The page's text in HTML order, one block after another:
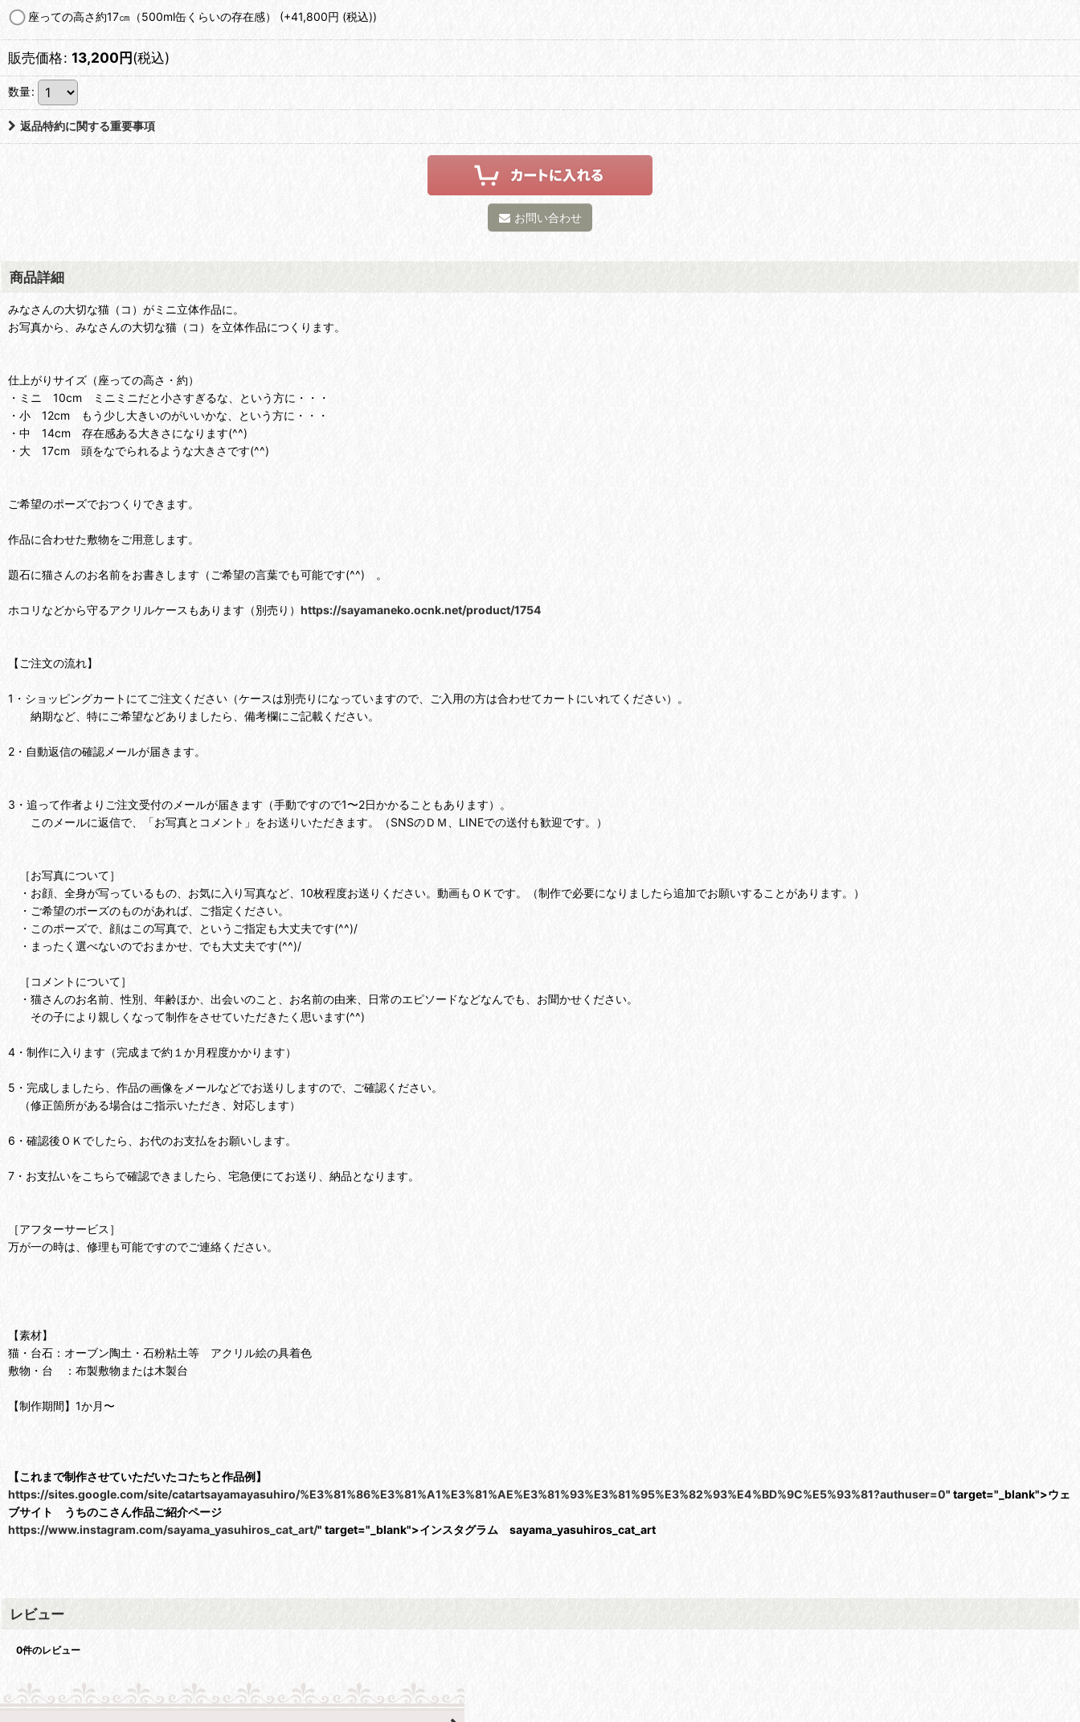
座っての高さ約17㎝（500ml缶くらいの存在感） (+41,800円 (税込))
販売価格: 13,200円(税込)
数量:
返品特約に関する重要事項
お問い合わせ
商品詳細
みなさんの大切な猫（コ）がミニ立体作品に。
お写真から、みなさんの大切な猫（コ）を立体作品につくります。
仕上がりサイズ（座っての高さ・約）
・ミニ 10cm ミニミニだと小さすぎるな、という方に・・・
・小 12cm もう少し大きいのがいいかな、という方に・・・
・中 14cm 存在感ある大きさになります(^^)
・大 17cm 頭をなでられるような大きさです(^^)
ご希望のポーズでおつくりできます。
作品に合わせた敷物をご用意します。
題石に猫さんのお名前をお書きします（ご希望の言葉でも可能です(^^) 。
ホコリなどから守るアクリルケースもあります（別売り） https://sayamaneko.ocnk.net/product/1754
【ご注文の流れ】
1・ショッピングカートにてご注文ください（ケースは別売りになっていますので、ご入用の方は合わせてカートにいれてください）。
納期など、特にご希望などありましたら、備考欄にご記載ください。
2・自動返信の確認メールが届きます。
3・追って作者よりご注文受付のメールが届きます（手動ですので1〜2日かかることもあります）。
このメールに返信で、「お写真とコメント」をお送りいただきます。（SNSのＤＭ、LINEでの送付も歓迎です。）
［お写真について］
・お顔、全身が写っているもの、お気に入り写真など、10枚程度お送りください。動画もＯＫです。（制作で必要になりましたら追加でお願いすることがあります。）
・ご希望のポーズのものがあれば、ご指定ください。
・このポーズで、顔はこの写真で、というご指定も大丈夫です(^^)/
・まったく選べないのでおまかせ、でも大丈夫です(^^)/
［コメントについて］
・猫さんのお名前、性別、年齢ほか、出会いのこと、お名前の由来、日常のエピソードなどなんでも、お聞かせください。
その子により親しくなって制作をさせていただきたく思います(^^)
4・制作に入ります（完成まで約１か月程度かかります）
5・完成しましたら、作品の画像をメールなどでお送りしますので、ご確認ください。
（修正箇所がある場合はご指示いただき、対応します）
6・確認後ＯＫでしたら、お代のお支払をお願いします。
7・お支払いをこちらで確認できましたら、宅急便にてお送り、納品となります。
［アフターサービス］
万が一の時は、修理も可能ですのでご連絡ください。
【素材】
猫・台石：オーブン陶土・石粉粘土等 アクリル絵の具着色
敷物・台 ：布製敷物または木製台
【制作期間】1か月〜
【これまで制作させていただいたコたちと作品例】
https://sites.google.com/site/catartsayamayasuhiro/%E3%81%86%E3%81%A1%E3%81%AE%E3%81%93%E3%81%95%E3%82%93%E4%BD%9C%E5%93%81?authuser=0" target="_blank">ウェ
ブサイト うちのこさん作品ご紹介ページ
https://www.instagram.com/sayama_yasuhiros_cat_art/" target="_blank">インスタグラム sayama_yasuhiros_cat_art
レビュー
0件のレビュー